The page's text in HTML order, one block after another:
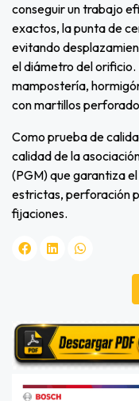
conseguir un trabajo
exactos, la punta de
evitando
el diámetro del orificio.
mampostería,
con martillos
Como prueba de
calidad de la
(PGM) que garantiza
estrictas, perforación
fijaciones.